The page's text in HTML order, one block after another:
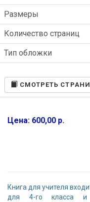
Размеры
Количество страниц
Тип обложки
CМОТРЕТЬ
Цена: 600,00 р.
Книга для учителя
для 4-го класса и